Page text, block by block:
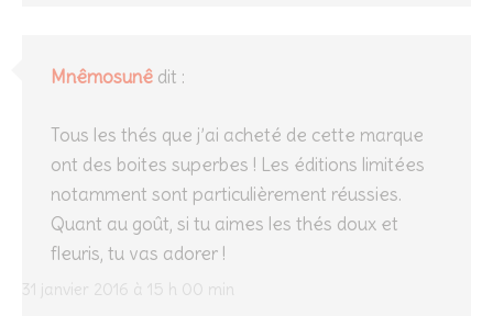
Mnêmosunê dit :
31 janvier 2016 à 15 h 00 min
Tous les thés que j’ai acheté de cette marque
ont des boites superbes ! Les éditions limitées
notamment sont particulièrement réussies.
Quant au goût, si tu aimes les thés doux et
fleuris, tu vas adorer !